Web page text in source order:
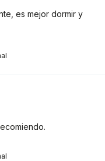
es mejor dormir y